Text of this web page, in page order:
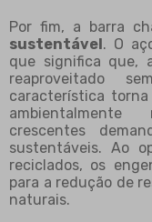
Por fim, a barra
sustentável . O
que significa que,
reaproveitado
característica
ambientalmente
crescentes
sustentáveis. Ao
reciclados, os
para a redução de
naturais.